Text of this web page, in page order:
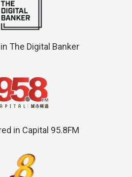
The Digital Banker
in Capital 95.8FM